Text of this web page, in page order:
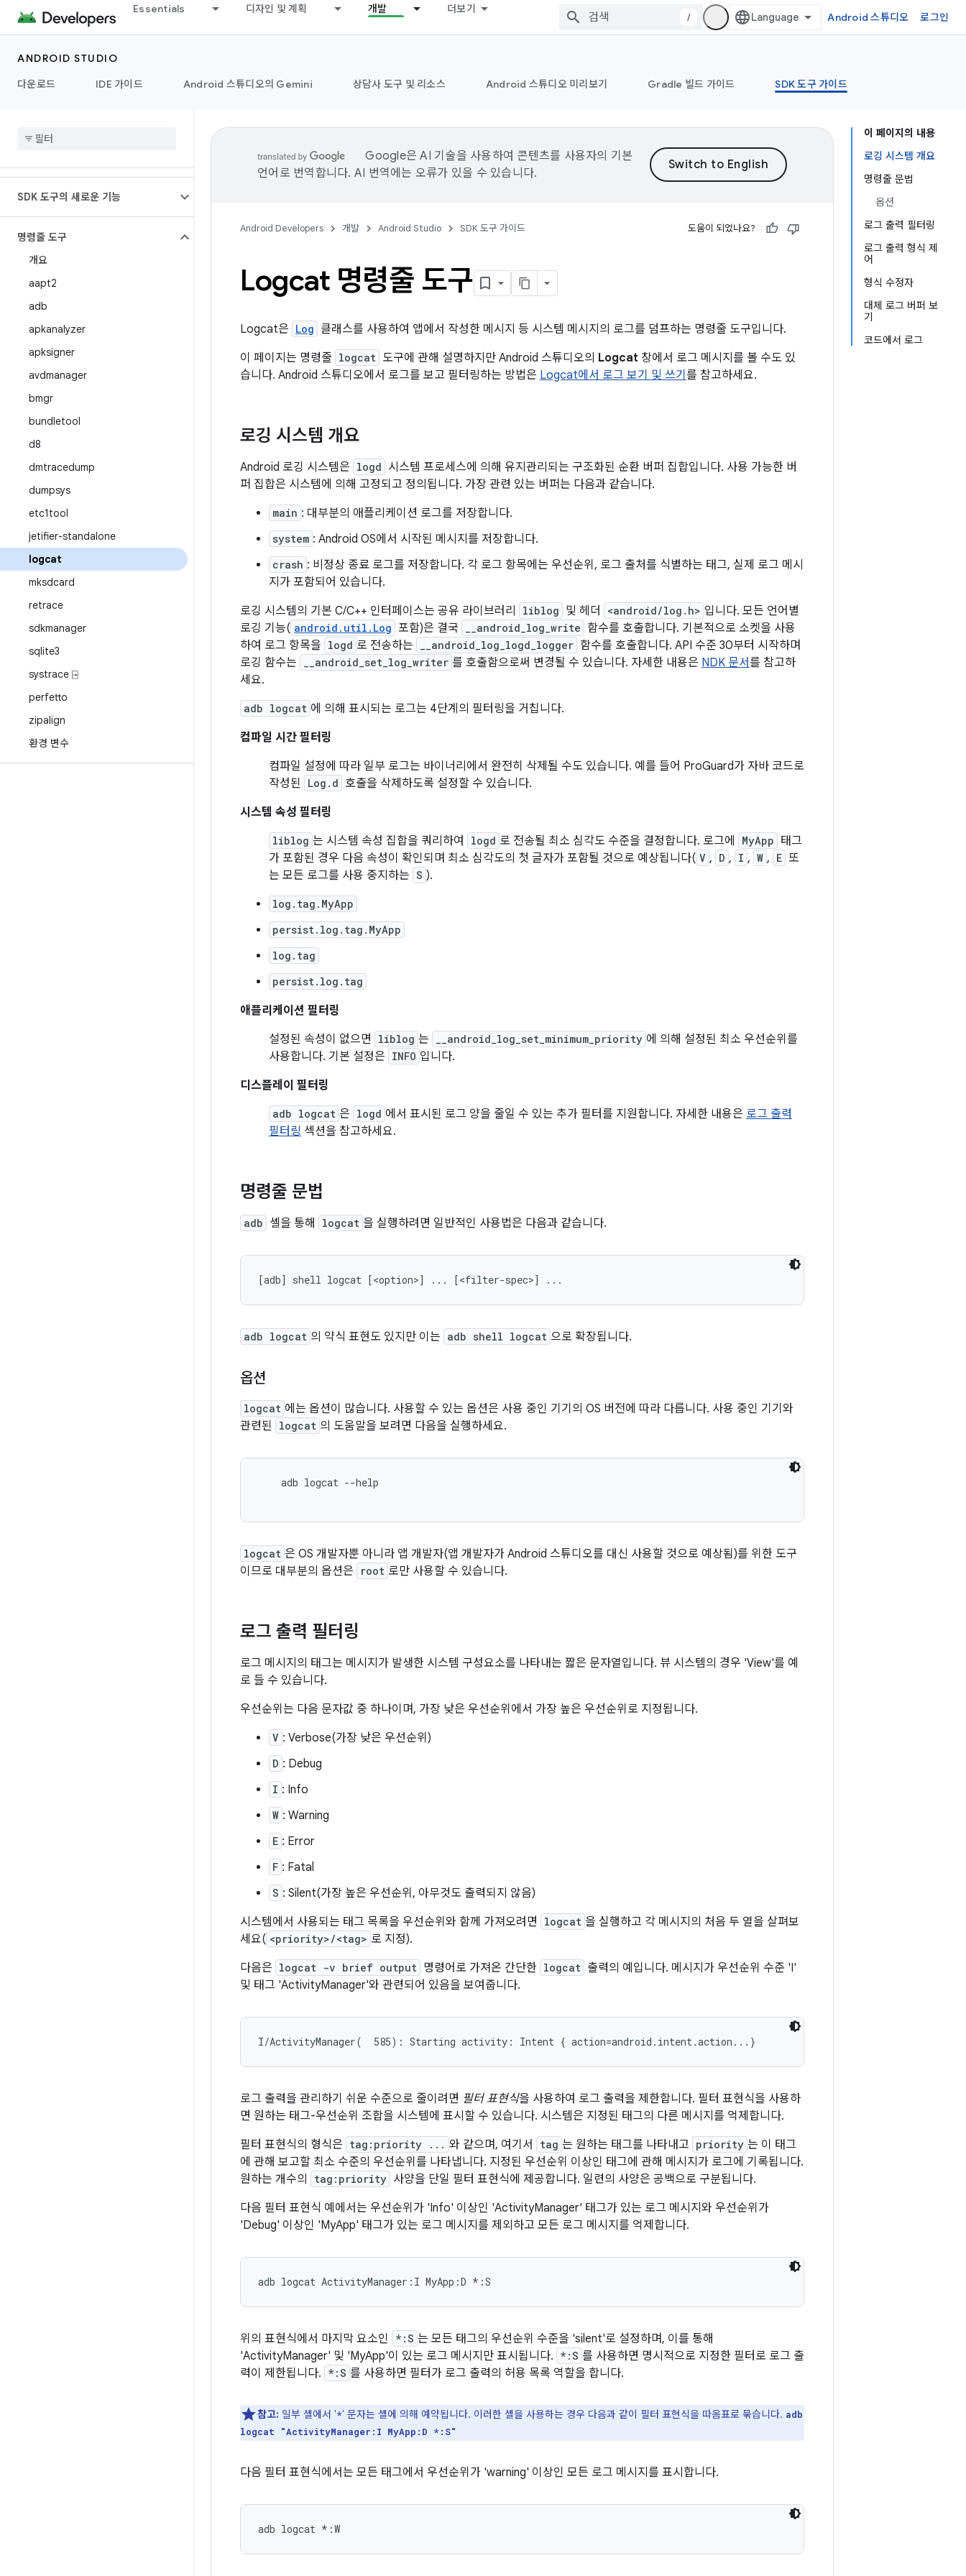
Essentials 디자인 및 계획 개발 더보기
/ Android 스튜디오 로그인
ANDROID STUDIO
다운로드
IDE 가이드 Android 스튜디오의 Gemini 상담사 도구 및 리소스 Android 스튜디오 미리보기 Gradle 빌드 가이드 SDK 도구 가이드
SDK 도구의 새로운 기능
명령줄 도구
개요
aapt2
adb
apkanalyzer
apksigner
avdmanager
bmgr
bundletool
d8
dmtracedump
dumpsys
etc1tool
jetifier-standalone
logcat
mksdcard
retrace
sdkmanager
sqlite3
systrace ⍈
perfetto
zipalign
환경 변수
이 페이지의 내용
로깅 시스템 개요
명령줄 문법
옵션
로그 출력 필터링
로그 출력 형식 제
어
형식 수정자
대체 로그 버퍼 보
기
코드에서 로그
Google은 AI 기술을 사용하여 콘텐츠를 사용자의 기본
언어로 번역합니다. AI 번역에는 오류가 있을 수 있습니다.
Android Developers 개발 Android Studio SDK 도구 가이드 도움이 되었나요?
Logcat 명령줄 도구
Logcat은 Log 클래스를 사용하여 앱에서 작성한 메시지 등 시스템 메시지의 로그를 덤프하는 명령줄 도구입니다.
이 페이지는 명령줄 logcat 도구에 관해 설명하지만 Android 스튜디오의 Logcat 창에서 로그 메시지를 볼 수도 있
습니다. Android 스튜디오에서 로그를 보고 필터링하는 방법은 Logcat에서 로그 보기 및 쓰기 를 참고하세요.
로깅 시스템 개요
Android 로깅 시스템은 logd 시스템 프로세스에 의해 유지관리되는 구조화된 순환 버퍼 집합입니다. 사용 가능한 버
퍼 집합은 시스템에 의해 고정되고 정의됩니다. 가장 관련 있는 버퍼는 다음과 같습니다.
main : 대부분의 애플리케이션 로그를 저장합니다.
system : Android OS에서 시작된 메시지를 저장합니다.
crash : 비정상 종료 로그를 저장합니다. 각 로그 항목에는 우선순위, 로그 출처를 식별하는 태그, 실제 로그 메시
지가 포함되어 있습니다.
로깅 시스템의 기본 C/C++ 인터페이스는 공유 라이브러리
liblog 및 헤더 <android/log.h> 입니다. 모든 언어별
로깅 기능( android.util.Log 포함)은 결국 __android_log_write 함수를 호출합니다. 기본적으로 소켓을 사용
하여 로그 항목을 logd 로 전송하는 __android_log_logd_logger 함수를 호출합니다. API 수준 30부터 시작하며
로깅 함수는
__android_set_log_writer 를 호출함으로써 변경될 수 있습니다. 자세한 내용은 NDK 문서를 참고하
세요.
adb logcat 에 의해 표시되는 로그는 4단계의 필터링을 거칩니다.
컴파일 시간 필터링
컴파일 설정에 따라 일부 로그는 바이너리에서 완전히 삭제될 수도 있습니다. 예를 들어 ProGuard가 자바 코드로
작성된 Log.d 호출을 삭제하도록 설정할 수 있습니다.
시스템 속성 필터링
liblog 는 시스템 속성 집합을 쿼리하여 logd 로 전송될 최소 심각도 수준을 결정합니다. 로그에 MyApp 태그
가 포함된 경우 다음 속성이 확인되며 최소 심각도의 첫 글자가 포함될 것으로 예상됩니다( V , D , I , W , E 또
는 모든 로그를 사용 중지하는 S ).
log.tag.MyApp
persist.log.tag.MyApp
log.tag
persist.log.tag
애플리케이션 필터링
설정된 속성이 없으면
liblog 는 __android_log_set_minimum_priority 에 의해 설정된 최소 우선순위를
사용합니다. 기본 설정은 INFO 입니다.
디스플레이 필터링
adb logcat 은 logd 에서 표시된 로그 양을 줄일 수 있는 추가 필터를 지원합니다. 자세한 내용은 로그 출력
필터링 섹션을 참고하세요.
명령줄 문법
adb 셸을 통해 logcat 을 실행하려면 일반적인 사용법은 다음과 같습니다.
adb logcat 의 약식 표현도 있지만 이는 adb shell logcat 으로 확장됩니다.
옵션
logcat 에는 옵션이 많습니다. 사용할 수 있는 옵션은 사용 중인 기기의 OS 버전에 따라 다릅니다. 사용 중인 기기와
관련된 logcat 의 도움말을 보려면 다음을 실행하세요.
    adb logcat --help
logcat 은 OS 개발자뿐 아니라 앱 개발자(앱 개발자가 Android 스튜디오를 대신 사용할 것으로 예상됨)를 위한 도구
이므로 대부분의 옵션은
root 로만 사용할 수 있습니다.
로그 출력 필터링
로그 메시지의 태그는 메시지가 발생한 시스템 구성요소를 나타내는 짧은 문자열입니다. 뷰 시스템의 경우 'View'를 예
로 들 수 있습니다.
우선순위는 다음 문자값 중 하나이며, 가장 낮은 우선순위에서 가장 높은 우선순위로 지정됩니다.
V : Verbose(가장 낮은 우선순위)
D : Debug
I : Info
W : Warning
E : Error
F : Fatal
S : Silent(가장 높은 우선순위, 아무것도 출력되지 않음)
시스템에서 사용되는 태그 목록을 우선순위와 함께 가져오려면
logcat 을 실행하고 각 메시지의 처음 두 열을 살펴보
세요( <priority>/<tag> 로 지정).
다음은 logcat -v brief output 명령어로 가져온 간단한 logcat 출력의 예입니다. 메시지가 우선순위 수준 'I'
및 태그 'ActivityManager'와 관련되어 있음을 보여줍니다.
로그 출력을 관리하기 쉬운 수준으로 줄이려면 필터 표현식을 사용하여 로그 출력을 제한합니다. 필터 표현식을 사용하
면 원하는 태그-우선순위 조합을 시스템에 표시할 수 있습니다. 시스템은 지정된 태그의 다른 메시지를 억제합니다.
필터 표현식의 형식은 tag:priority ... 와 같으며, 여기서 tag 는 원하는 태그를 나타내고 priority 는 이 태그
에 관해 보고할 최소 수준의 우선순위를 나타냅니다. 지정된 우선순위 이상인 태그에 관해 메시지가 로그에 기록됩니다.
원하는 개수의
tag:priority 사양을 단일 필터 표현식에 제공합니다. 일련의 사양은 공백으로 구분됩니다.
다음 필터 표현식 예에서는 우선순위가 'Info' 이상인 'ActivityManager' 태그가 있는 로그 메시지와 우선순위가
'Debug' 이상인 'MyApp' 태그가 있는 로그 메시지를 제외하고 모든 로그 메시지를 억제합니다.
위의 표현식에서 마지막 요소인 *:S 는 모든 태그의 우선순위 수준을 'silent'로 설정하며, 이를 통해
'ActivityManager' 및 'MyApp'이 있는 로그 메시지만 표시됩니다. *:S 를 사용하면 명시적으로 지정한 필터로 로그 출
력이 제한됩니다. *:S 를 사용하면 필터가 로그 출력의 허용 목록 역할을 합니다.
참고: 일부 셸에서 '*' 문자는 셸에 의해 예약됩니다. 이러한 셸을 사용하는 경우 다음과 같이 필터 표현식을 따옴표로 묶습니다. adb
logcat "ActivityManager:I MyApp:D *:S"
다음 필터 표현식에서는 모든 태그에서 우선순위가 'warning' 이상인 모든 로그 메시지를 표시합니다.